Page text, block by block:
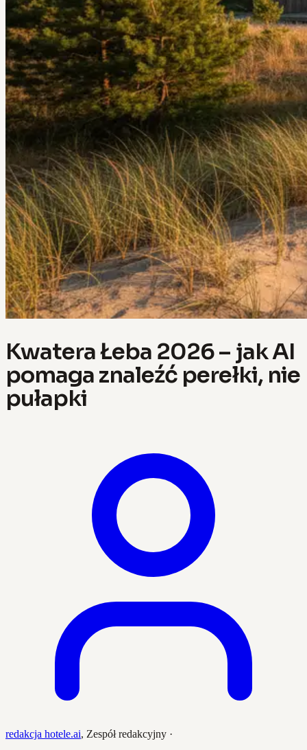
Kwatera Łeba 2026 – jak AI
pomaga znaleźć perełki, nie
pułapki
redakcja hotele.ai, Zespół redakcyjny ·